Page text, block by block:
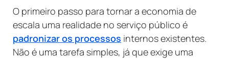
O primeiro passo para tornar a economia de
escala uma realidade no serviço público é
padronizar os processos internos existentes.
Não é uma tarefa simples, já que exige uma